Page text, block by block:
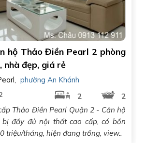
hộ Thảo Điền Pearl 2 phòng
nhà đẹp, giá rẻ
, phường An Khánh
2
2
Thảo Điền Pearl Quận 2 - Căn hộ
đầy đủ nội thất cao cấp, có bồn
triệu/tháng, hiện đang trống, view..